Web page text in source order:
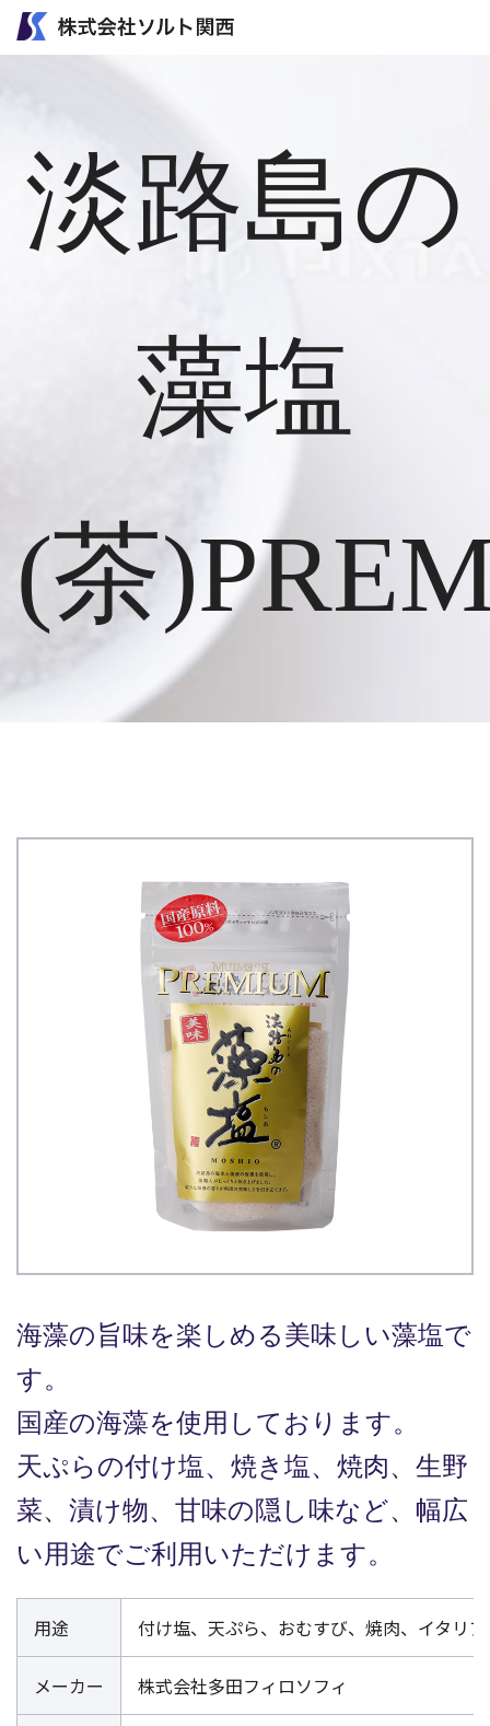
淡路島の
藻塩
(茶
海藻の旨味を楽しめる美味しい藻塩で
す。
国産の海藻を使用しております。
天ぷらの付け塩、焼き塩、焼肉、生野
菜、漬け物、甘味の隠し味など、幅広
い用途でご利用いただけます。
用途 付け塩、天ぷら、おむすび、焼肉、イタリ
メーカー 株式会社多田フィロソフィ